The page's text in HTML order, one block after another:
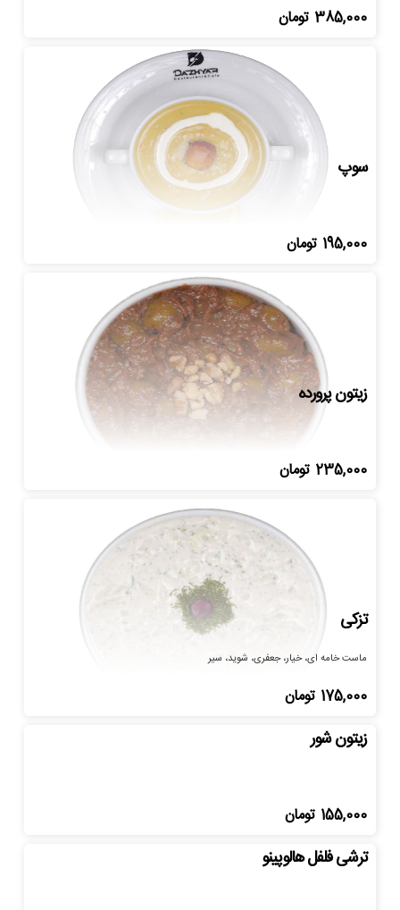
385,000 تومان
سوپ
195,000 تومان
زیتون پرورده
235,000 تومان
تزکی
ماست خامه ای، خیار، جعفری، شوید، سیر
175,000 تومان
زیتون شور
155,000 تومان
ترشی فلفل هالوپینو